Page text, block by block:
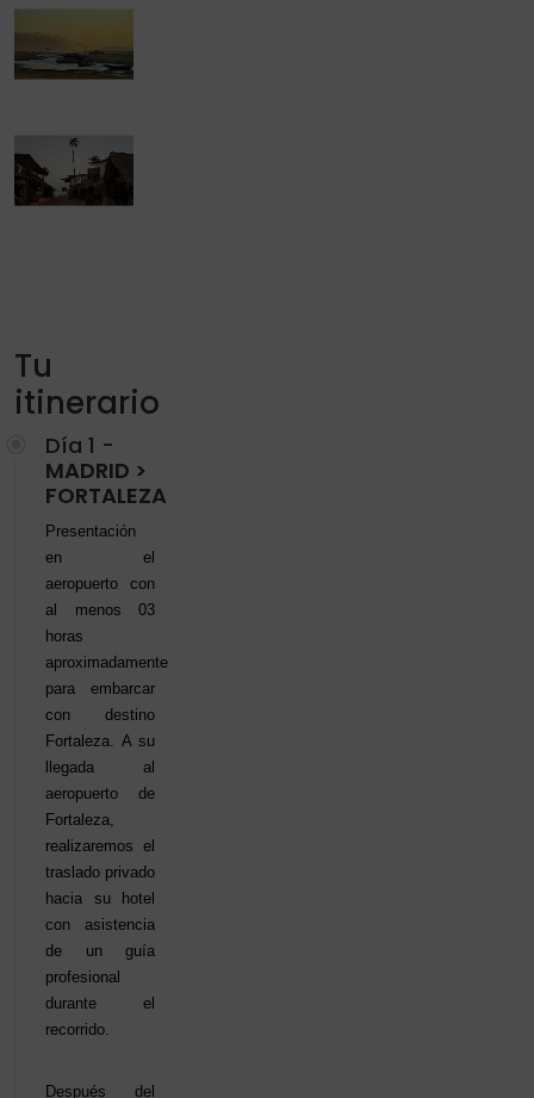
Tu
itinerario
Día 1 -
MADRID >
FORTALEZA
Presentación
en el
aeropuerto con
al menos 03
horas
aproximadamente
para embarcar
con destino
Fortaleza. A su
llegada al
aeropuerto de
Fortaleza,
realizaremos el
traslado privado
hacia su hotel
con asistencia
de un guía
profesional
durante el
recorrido.
Después del